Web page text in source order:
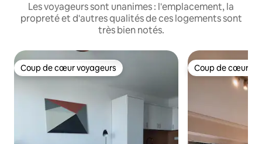
Les voyageurs sont unanimes : l'emplacement, la
propreté et d'autres qualités de ces logements sont
très bien notés.
Coup de cœur voyageurs
Coup de cœur voyageurs Coup de cœur
Coup de cœur